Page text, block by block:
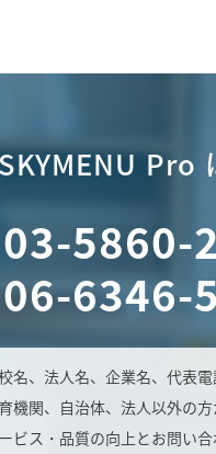
SKYMENU Pro
03-5860-
06-6346-
名、法人名、企業名、代表
機関、自治体、法人以外の
ビス・品質の向上とお問い